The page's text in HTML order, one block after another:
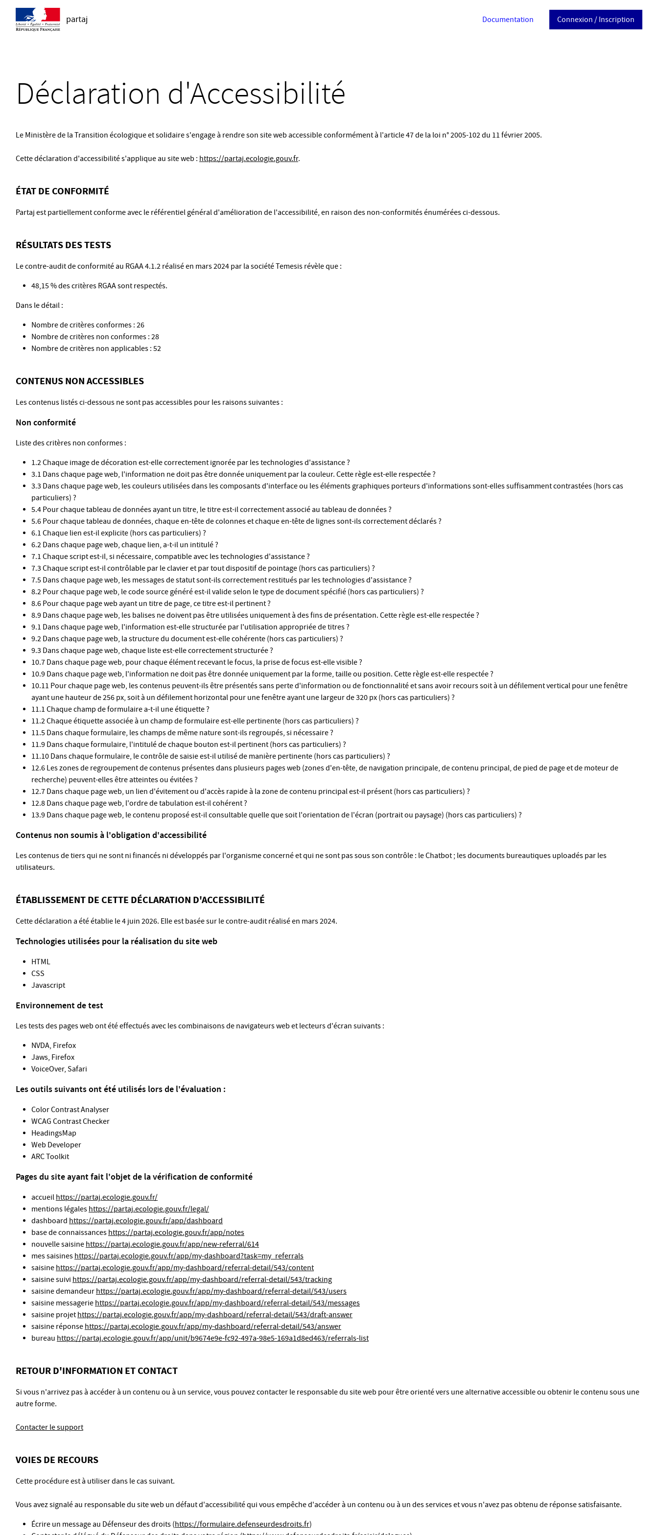
partaj Documentation Connexion / Inscription
Déclaration d'Accessibilité
Le Ministère de la Transition écologique et solidaire s'engage à rendre son site web accessible conformément à l'article 47 de la loi n° 2005-102 du 11 février 2005.
Cette déclaration d'accessibilité s'applique au site web : https://partaj.ecologie.gouv.fr.
ÉTAT DE CONFORMITÉ
Partaj est partiellement conforme avec le référentiel général d'amélioration de l'accessibilité, en raison des non-conformités énumérées ci-dessous.
RÉSULTATS DES TESTS
Le contre-audit de conformité au RGAA 4.1.2 réalisé en mars 2024 par la société Temesis révèle que :
48,15 % des critères RGAA sont respectés.
Dans le détail :
Nombre de critères conformes : 26
Nombre de critères non conformes : 28
Nombre de critères non applicables : 52
CONTENUS NON ACCESSIBLES
Les contenus listés ci-dessous ne sont pas accessibles pour les raisons suivantes :
Non conformité
Liste des critères non conformes :
1.2 Chaque image de décoration est-elle correctement ignorée par les technologies d'assistance ?
3.1 Dans chaque page web, l'information ne doit pas être donnée uniquement par la couleur. Cette règle est-elle respectée ?
3.3 Dans chaque page web, les couleurs utilisées dans les composants d'interface ou les éléments graphiques porteurs d'informations sont-elles suffisamment contrastées (hors cas
particuliers) ?
5.4 Pour chaque tableau de données ayant un titre, le titre est-il correctement associé au tableau de données ?
5.6 Pour chaque tableau de données, chaque en-tête de colonnes et chaque en-tête de lignes sont-ils correctement déclarés ?
6.1 Chaque lien est-il explicite (hors cas particuliers) ?
6.2 Dans chaque page web, chaque lien, a-t-il un intitulé ?
7.1 Chaque script est-il, si nécessaire, compatible avec les technologies d'assistance ?
7.3 Chaque script est-il contrôlable par le clavier et par tout dispositif de pointage (hors cas particuliers) ?
7.5 Dans chaque page web, les messages de statut sont-ils correctement restitués par les technologies d'assistance ?
8.2 Pour chaque page web, le code source généré est-il valide selon le type de document spécifié (hors cas particuliers) ?
8.6 Pour chaque page web ayant un titre de page, ce titre est-il pertinent ?
8.9 Dans chaque page web, les balises ne doivent pas être utilisées uniquement à des fins de présentation. Cette règle est-elle respectée ?
9.1 Dans chaque page web, l'information est-elle structurée par l'utilisation appropriée de titres ?
9.2 Dans chaque page web, la structure du document est-elle cohérente (hors cas particuliers) ?
9.3 Dans chaque page web, chaque liste est-elle correctement structurée ?
10.7 Dans chaque page web, pour chaque élément recevant le focus, la prise de focus est-elle visible ?
10.9 Dans chaque page web, l'information ne doit pas être donnée uniquement par la forme, taille ou position. Cette règle est-elle respectée ?
10.11 Pour chaque page web, les contenus peuvent-ils être présentés sans perte d'information ou de fonctionnalité et sans avoir recours soit à un défilement vertical pour une fenêtre
ayant une hauteur de 256 px, soit à un défilement horizontal pour une fenêtre ayant une largeur de 320 px (hors cas particuliers) ?
11.1 Chaque champ de formulaire a-t-il une étiquette ?
11.2 Chaque étiquette associée à un champ de formulaire est-elle pertinente (hors cas particuliers) ?
11.5 Dans chaque formulaire, les champs de même nature sont-ils regroupés, si nécessaire ?
11.9 Dans chaque formulaire, l'intitulé de chaque bouton est-il pertinent (hors cas particuliers) ?
11.10 Dans chaque formulaire, le contrôle de saisie est-il utilisé de manière pertinente (hors cas particuliers) ?
12.6 Les zones de regroupement de contenus présentes dans plusieurs pages web (zones d'en-tête, de navigation principale, de contenu principal, de pied de page et de moteur de
recherche) peuvent-elles être atteintes ou évitées ?
12.7 Dans chaque page web, un lien d'évitement ou d'accès rapide à la zone de contenu principal est-il présent (hors cas particuliers) ?
12.8 Dans chaque page web, l'ordre de tabulation est-il cohérent ?
13.9 Dans chaque page web, le contenu proposé est-il consultable quelle que soit l'orientation de l'écran (portrait ou paysage) (hors cas particuliers) ?
Contenus non soumis à l'obligation d'accessibilité
Les contenus de tiers qui ne sont ni financés ni développés par l'organisme concerné et qui ne sont pas sous son contrôle : le Chatbot ; les documents bureautiques uploadés par les
utilisateurs.
ÉTABLISSEMENT DE CETTE DÉCLARATION D'ACCESSIBILITÉ
Cette déclaration a été établie le 4 juin 2026. Elle est basée sur le contre-audit réalisé en mars 2024.
Technologies utilisées pour la réalisation du site web
HTML
CSS
Javascript
Environnement de test
Les tests des pages web ont été effectués avec les combinaisons de navigateurs web et lecteurs d'écran suivants :
NVDA, Firefox
Jaws, Firefox
VoiceOver, Safari
Les outils suivants ont été utilisés lors de l'évaluation :
Color Contrast Analyser
WCAG Contrast Checker
HeadingsMap
Web Developer
ARC Toolkit
Pages du site ayant fait l'objet de la vérification de conformité
accueil https://partaj.ecologie.gouv.fr/
mentions légales https://partaj.ecologie.gouv.fr/legal/
dashboard https://partaj.ecologie.gouv.fr/app/dashboard
base de connaissances https://partaj.ecologie.gouv.fr/app/notes
nouvelle saisine https://partaj.ecologie.gouv.fr/app/new-referral/614
mes saisines https://partaj.ecologie.gouv.fr/app/my-dashboard?task=my_referrals
saisine https://partaj.ecologie.gouv.fr/app/my-dashboard/referral-detail/543/content
saisine suivi https://partaj.ecologie.gouv.fr/app/my-dashboard/referral-detail/543/tracking
saisine demandeur https://partaj.ecologie.gouv.fr/app/my-dashboard/referral-detail/543/users
saisine messagerie https://partaj.ecologie.gouv.fr/app/my-dashboard/referral-detail/543/messages
saisine projet https://partaj.ecologie.gouv.fr/app/my-dashboard/referral-detail/543/draft-answer
saisine réponse https://partaj.ecologie.gouv.fr/app/my-dashboard/referral-detail/543/answer
bureau https://partaj.ecologie.gouv.fr/app/unit/b9674e9e-fc92-497a-98e5-169a1d8ed463/referrals-list
RETOUR D'INFORMATION ET CONTACT
Si vous n'arrivez pas à accéder à un contenu ou à un service, vous pouvez contacter le responsable du site web pour être orienté vers une alternative accessible ou obtenir le contenu sous une
autre forme.
Contacter le support
VOIES DE RECOURS
Cette procédure est à utiliser dans le cas suivant.
Vous avez signalé au responsable du site web un défaut d'accessibilité qui vous empêche d'accéder à un contenu ou à un des services et vous n'avez pas obtenu de réponse satisfaisante.
Écrire un message au Défenseur des droits (https://formulaire.defenseurdesdroits.fr)